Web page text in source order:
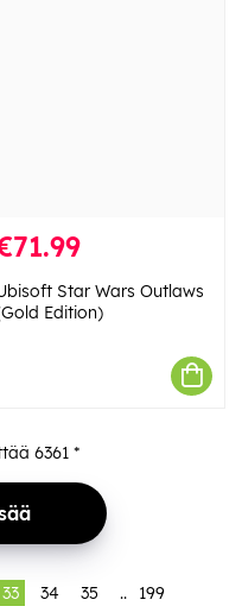
Star Wars Outlaws
Edition)
6361 *
33 34 35 ..
199